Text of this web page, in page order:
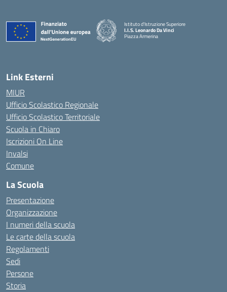
Istituto d'Istruzione Superiore
I.I.S. Leonardo Da Vinci
Piazza Armerina
Link Esterni
MIUR
Ufficio Scolastico Regionale
Ufficio Scolastico Territoriale
Scuola in Chiaro
Iscrizioni On Line
Invalsi
Comune
La Scuola
Presentazione
Organizzazione
I numeri della scuola
Le carte della scuola
Regolamenti
Sedi
Persone
Storia